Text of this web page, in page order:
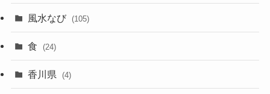
風水なび (105)
食 (24)
香川県 (4)